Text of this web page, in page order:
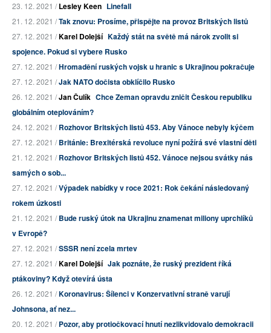
23. 12. 2021 /Lesley Keen Linefall
21. 12. 2021 /Tak znovu: Prosíme, přispějte na provoz Britských listů
27. 12. 2021 /Karel Dolejší Každý stát na světě má nárok zvolit si
spojence. Pokud si vybere Rusko
27. 12. 2021 /Hromadění ruských vojsk u hranic s Ukrajinou pokračuje
27. 12. 2021 /Jak NATO dočista obklíčilo Rusko
26. 12. 2021 /Jan Čulík Chce Zeman opravdu zničit Českou republiku
globálním oteplováním?
24. 12. 2021 /Rozhovor Britských listů 453. Aby Vánoce nebyly kýčem
27. 12. 2021 /Británie: Brexitérská revoluce nyní požírá své vlastní děti
21. 12. 2021 /Rozhovor Britských listů 452. Vánoce nejsou svátky nás
samých o sob...
27. 12. 2021 /Výpadek nabídky v roce 2021: Rok čekání následovaný
rokem úzkosti
21. 12. 2021 /Bude ruský útok na Ukrajinu znamenat miliony uprchlíků
v Evropě?
27. 12. 2021 /SSSR není zcela mrtev
27. 12. 2021 /Karel Dolejší Jak poznáte, že ruský prezident říká
ptákoviny? Když otevírá ústa
26. 12. 2021 /Koronavirus: Šílenci v Konzervativní straně varují
Johnsona, ať nez...
20. 12. 2021 /Pozor, aby protiočkovací hnutí nezlikvidovalo demokracii